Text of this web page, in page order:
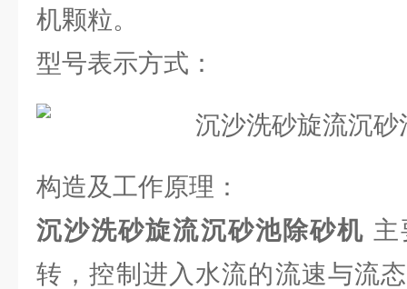
机颗粒。
型号表示方式：
构造及工作原理：
沉沙洗砂旋流沉砂池除砂机
转，控制进入水流的流速与流